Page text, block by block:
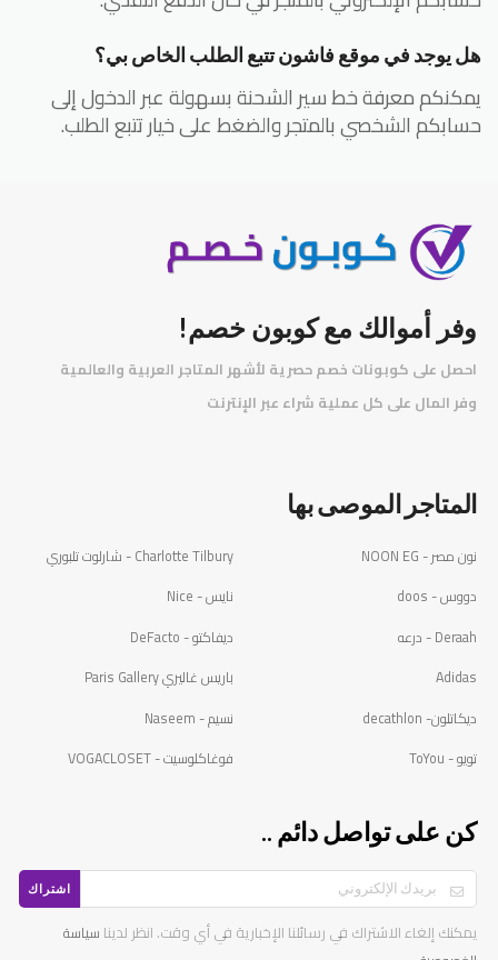
هل يوجد في موقع فاشون تتبع الطلب الخاص بي؟
يمكنكم معرفة خط سير الشحنة بسهولة عبر الدخول إلى
حسابكم الشخصي بالمتجر والضغط على خيار تتبع الطلب.
وفر أموالك مع كوبون خصم!
احصل على كوبونات خصم حصرية لأشهر المتاجر العربية والعالمية
وفر المال على كل عملية شراء عبر الإنترنت
المتاجر الموصى بها
نون مصر - NOON EG
Charlotte Tilbury - شارلوت تلبوري
دووس - doos
نايس - Nice
Deraah - درعه
ديفاكتو - DeFacto
Adidas
باريس غاليري Paris Gallery
ديكاتلون- decathlon
نسيم - Naseem
تويو - ToYou
فوغاكلوسيت - VOGACLOSET
كن على تواصل دائم ..
اشتراك
يمكنك إلغاء الاشتراك في رسائلنا الإخبارية في أي وقت. انظر لدينا سياسة